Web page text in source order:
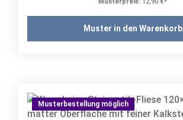
Muster in den Warenkorb
Musterbestellung möglich